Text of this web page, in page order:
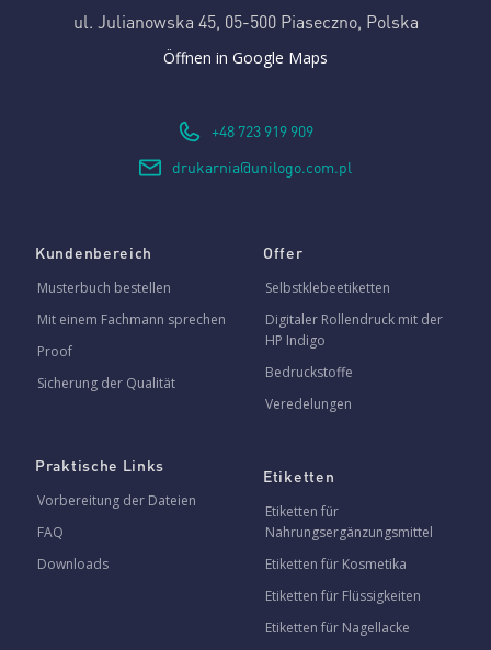
ul. Julianowska 45, 05-500 Piaseczno, Polska
Öffnen in Google Maps
+48 723 919 909
drukarnia@unilogo.com.pl
Kundenbereich
Musterbuch bestellen
Mit einem Fachmann sprechen
Proof
Sicherung der Qualität
Praktische Links
Vorbereitung der Dateien
FAQ
Downloads
Offer
Selbstklebeetiketten
Digitaler Rollendruck mit der
HP Indigo
Bedruckstoffe
Veredelungen
Etiketten
Etiketten für
Nahrungsergänzungsmittel
Etiketten für Kosmetika
Etiketten für Flüssigkeiten
Etiketten für Nagellacke